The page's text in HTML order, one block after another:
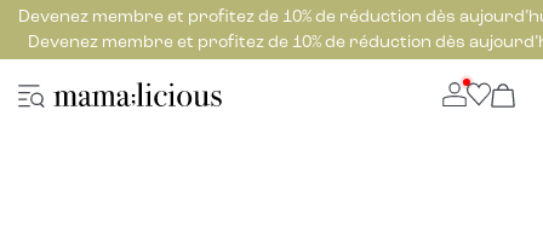
Devenez membre et profitez de 10% de réduction dès
Devenez membre et profitez de 10% de réduction dès